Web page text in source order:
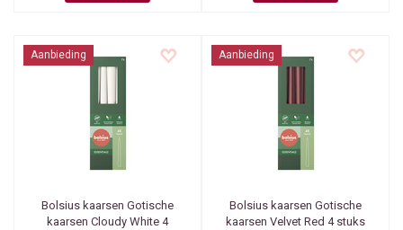
Aanbieding
Bolsius kaarsen Gotische
kaarsen Cloudy White 4
Aanbieding
Bolsius kaarsen Gotische
kaarsen Velvet Red 4 stuks